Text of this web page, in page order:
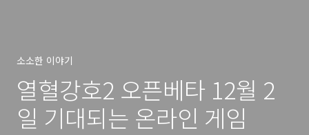
소소한 이야기
열혈강호2 오픈베타 12월 2
일 기대되는 온라인 게임